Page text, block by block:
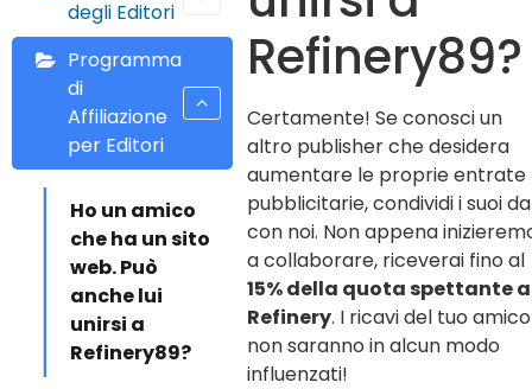
degli Editori
Programma
di
Affiliazione
per Editori
Ho un amico
che ha un sito
web. Può
anche lui
unirsi a
Refinery89?
Refinery89?
Certamente! Se conosci un
altro publisher che desidera
aumentare le proprie entrate
pubblicitarie, condividi i suoi
con noi. Non appena
a collaborare, riceverai fino al
15% della quota spettante a
Refinery. I ricavi del tuo amico
non saranno in alcun modo
influenzati!